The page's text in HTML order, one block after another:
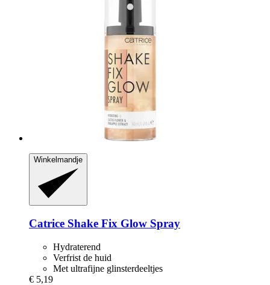
Winkelmandje
Catrice Shake Fix Glow Spray
Hydraterend
Verfrist de huid
Met ultrafijne glinsterdeeltjes
€ 5,19